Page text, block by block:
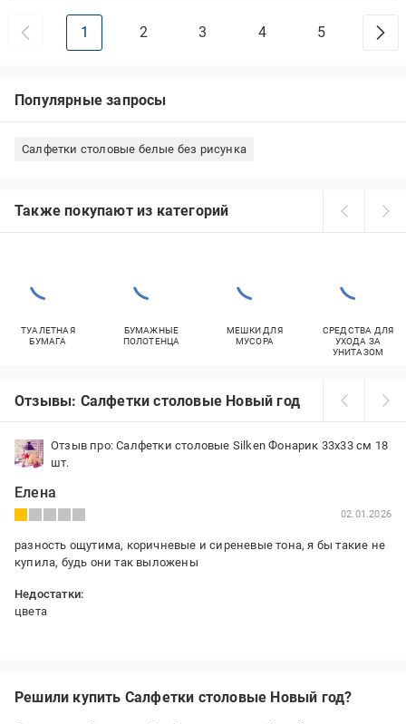
1 2 3 4 5
Популярные запросы
Салфетки столовые белые без рисунка
Также покупают из категорий
ТУАЛЕТНАЯ
БУМАГА
БУМАЖНЫЕ
ПОЛОТЕНЦА
МЕШКИ ДЛЯ
МУСОРА
СРЕДСТВА ДЛЯ
УХОДА ЗА
УНИТАЗОМ
Отзывы: Салфетки столовые Новый год
Отзыв про: Салфетки столовые Silken Фонарик 33х33 см 18
шт.
Елена
02.01.2026
разность ощутима, коричневые и сиреневые тона, я бы такие не
купила, будь они так выложены
Недостатки:
цвета
Решили купить Салфетки столовые Новый год?